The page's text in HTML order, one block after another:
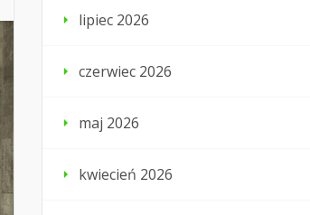
lipiec 2026
czerwiec 2026
maj 2026
kwiecień 2026